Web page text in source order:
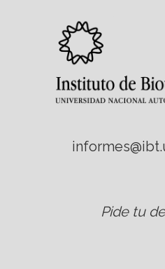
Pide tu